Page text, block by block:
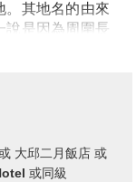
。其地名的由來
說是因為周圍長
有2.5公里的土
彷彿來到新世
個E WORLD園
各樣的街頭表
目不暇給。(期
大邱二月飯店 或
或同級